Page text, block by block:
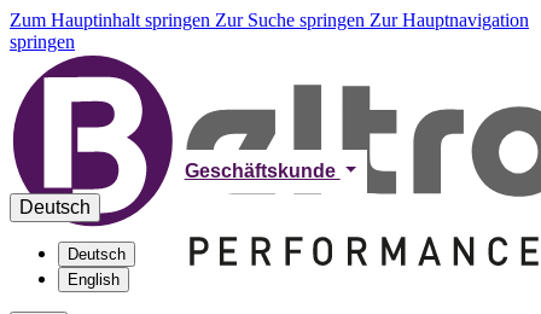
Zum Hauptinhalt springen Zur Suche springen Zur Hauptnavigation
springen
Geschäftskunde
Deutsch
Deutsch
English